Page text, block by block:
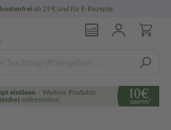
ab 29 € und für E-Rezepte